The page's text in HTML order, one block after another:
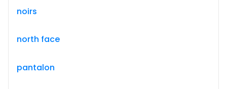
noirs
north face
pantalon